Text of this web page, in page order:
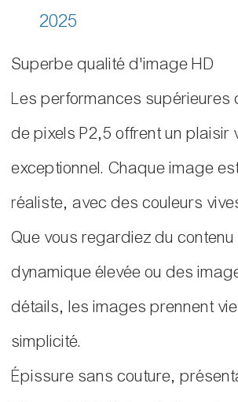
2025
Superbe qualité d'image HD
Les performances supérieures
de pixels P2,5 offrent un plaisir
exceptionnel. Chaque image
réaliste, avec des couleurs
Que vous regardiez du
dynamique élevée ou des
détails, les images prennent
simplicité.
Épissure sans couture,